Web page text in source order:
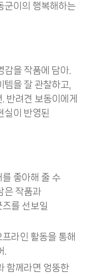
군이의 행복해하는
감을 작품에 담아.
을 잘 관찰하고,
반려견 보동이에게
실이 반영된
좋아해 줄 수
은 작품과
를 선보일
라인 활동을 통해
함께라면 엉뚱한